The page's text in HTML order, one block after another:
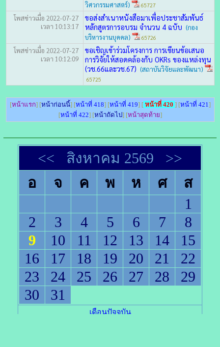
วิศวกรรมศาสตร์)
65727
โพสข่าวเมื่อ 2022-07-27
เวลา 10:13:17
ขอส่งสำเนาหนังสือมาเพื่อประชาสัมพันธ์
หลักสูตรการอบรม จำนวน 4 ฉบับ (กอง
บริหารงานบุคคล)
65726
โพสข่าวเมื่อ 2022-07-27
เวลา 10:12:09
ขอเชิญเข้าร่วมโครงการ การเขียนข้อเสนอ
การวิจัยให้สอดคล้องกับ OKRs ของแหล่งทุน
(วช.66และวช.67) (สถาบันวิจัยและพัฒนา)
65725
[หน้าแรก] [หน้าก่อนนี้] [หน้าที่ 418] [หน้าที่ 419] [หน้าที่ 420 ] [หน้าที่ 421]
[หน้าที่ 422] [หน้าถัดไป] [หน้าสุดท้าย]